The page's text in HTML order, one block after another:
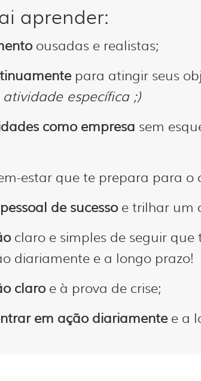
aprender:
ousadas e realistas;
para atingir seus
específica ;)
como empresa sem
estar que te prepara para o
de sucessoe trilhar um
claro e simples de seguir que
diariamente e a longo prazo!
claroe à prova de crise;
em ação diariamentee a